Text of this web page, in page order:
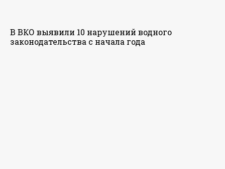
В ВКО выявили 10 нарушений водного
законодательства с начала года